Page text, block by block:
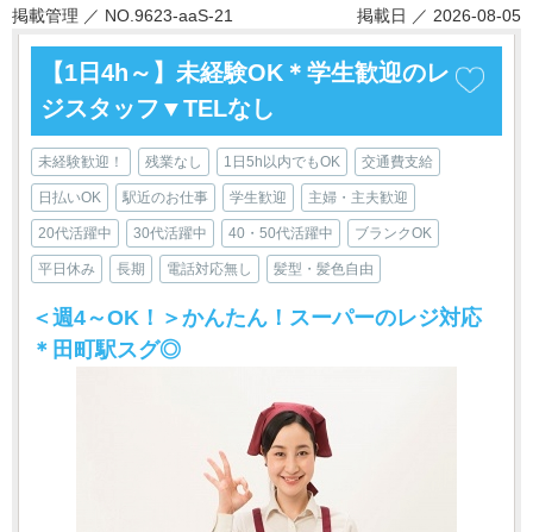
掲載管理 ／ NO.9623-aaS-21 掲載日 ／ 2026-08-05
【1日4h～】未経験OK＊学生歓迎のレ
ジスタッフ▼TELなし
未経験歓迎！ 残業なし 1日5h以内でもOK 交通費支給
日払いOK 駅近のお仕事 学生歓迎 主婦・主夫歓迎
20代活躍中 30代活躍中 40・50代活躍中 ブランクOK
平日休み 長期 電話対応無し 髪型・髪色自由
＜週4～OK！＞かんたん！スーパーのレジ対応
＊田町駅スグ◎